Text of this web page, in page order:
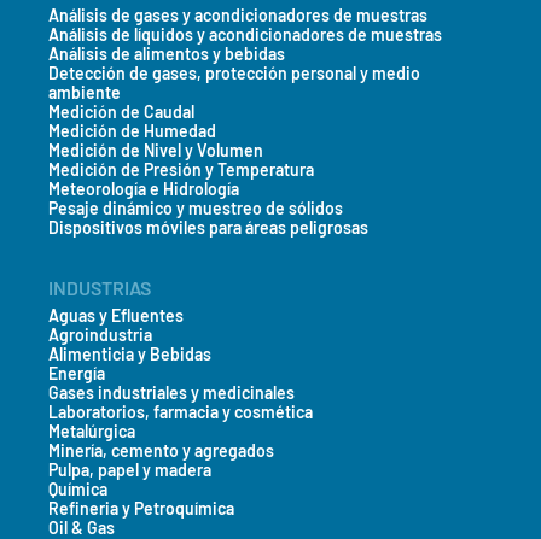
Análisis de gases y acondicionadores de muestras
Análisis de líquidos y acondicionadores de muestras
Análisis de alimentos y bebidas
Detección de gases, protección personal y medio
ambiente
Medición de Caudal
Medición de Humedad
Medición de Nivel y Volumen
Medición de Presión y Temperatura
Meteorología e Hidrología
Pesaje dinámico y muestreo de sólidos
Dispositivos móviles para áreas peligrosas
INDUSTRIAS
Aguas y Efluentes
Agroindustria
Alimenticia y Bebidas
Energía
Gases industriales y medicinales
Laboratorios, farmacia y cosmética
Metalúrgica
Minería, cemento y agregados
Pulpa, papel y madera
Química
Refineria y Petroquímica
Oil & Gas